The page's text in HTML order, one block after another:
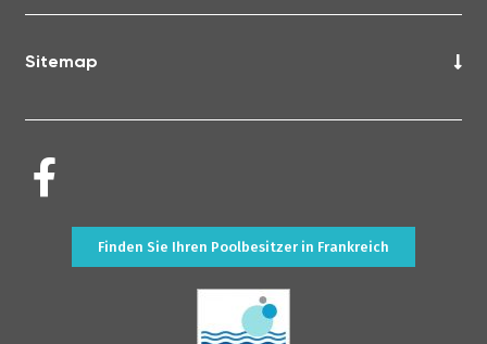
Sitemap
Finden Sie Ihren Poolbesitzer in Frankreich